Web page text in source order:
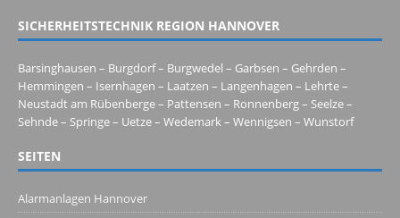
SICHERHEITSTECHNIK REGION HANNOVER
Barsinghausen – Burgdorf – Burgwedel – Garbsen – Gehrden –
Hemmingen – Isernhagen – Laatzen – Langenhagen – Lehrte –
Neustadt am Rübenberge – Pattensen – Ronnenberg – Seelze –
Sehnde – Springe – Uetze – Wedemark – Wennigsen – Wunstorf
SEITEN
Alarmanlagen Hannover